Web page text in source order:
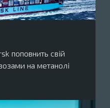
поповнить свій
на метанолі